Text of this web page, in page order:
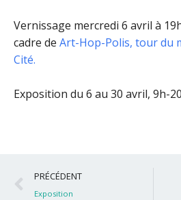
Vernissage mercredi 6 avril à
cadre de Art-Hop-Polis, tour du
Cité.
Exposition du 6 au 30 avril, 9h-
Précédent
PRÉCÉDENT
Exposition